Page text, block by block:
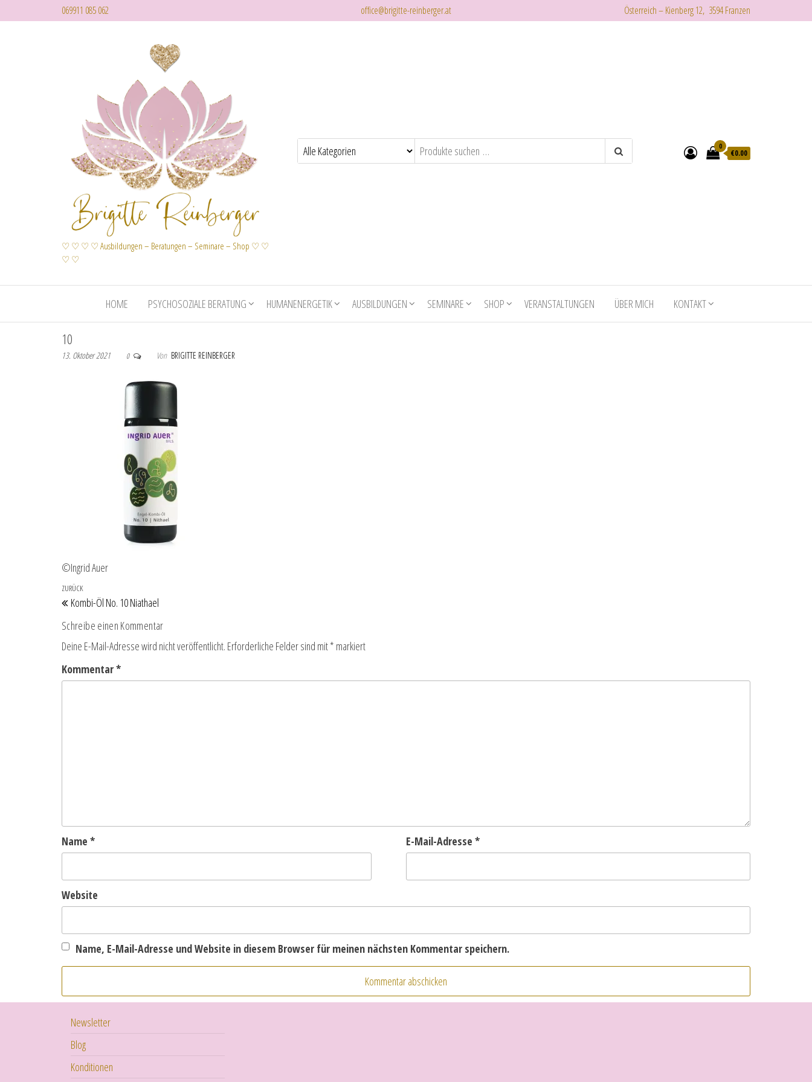
069911 085 062 office@brigitte-reinberger.at Österreich – Kienberg 12, 3594 Franzen
♡ ♡ ♡ ♡ Ausbildungen – Beratungen – Seminare – Shop ♡ ♡
♡ ♡
0
€0.00
HOME PSYCHOSOZIALE BERATUNG HUMANENERGETIK AUSBILDUNGEN SEMINARE SHOP VERANSTALTUNGEN ÜBER MICH KONTAKT
10
13. Oktober 2021 0 Von BRIGITTE REINBERGER
©Ingrid Auer
Beitragsnavigation
Vorheriger Beitrag
ZURÜCK
Kombi-Öl No. 10 Niathael
Schreibe einen Kommentar
Deine E-Mail-Adresse wird nicht veröffentlicht. Erforderliche Felder sind mit* markiert
Kommentar*
Name * E-Mail-Adresse *
Website
Name, E-Mail-Adresse und Website in diesem Browser für meinen nächsten Kommentar speichern.
Newsletter
Blog
Konditionen